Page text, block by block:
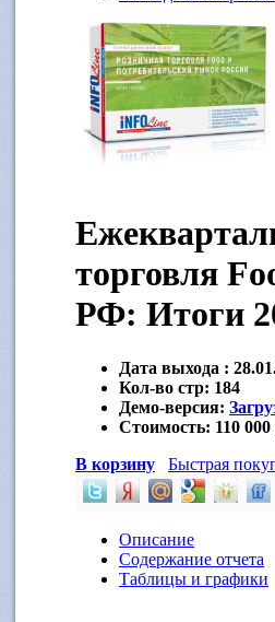
торговля
РФ: Итоги
Дата выхода :
Кол-во стр: 184
Демо-версия:
Стоимость: 110
В корзину
Быстрая
Описание
Содержание отчета
Таблицы и графики